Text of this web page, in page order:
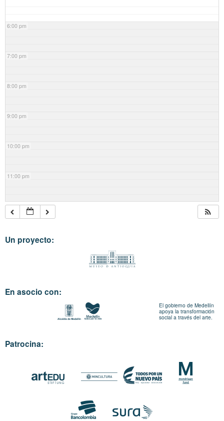
6:00 pm
7:00 pm
8:00 pm
9:00 pm
10:00 pm
11:00 pm
Un proyecto:
En asocio con:
El gobierno de Medellín
apoya la transformación
social a través del arte.
Patrocina: